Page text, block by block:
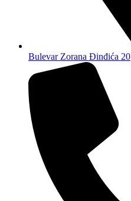
Bulevar Zorana Đinđića 20